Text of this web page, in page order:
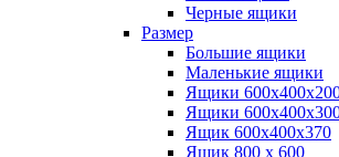
Черные ящики
Размер
Большие ящики
Маленькие ящики
Ящики
Ящики
Ящик 600х400х370
Ящик 800 х 600